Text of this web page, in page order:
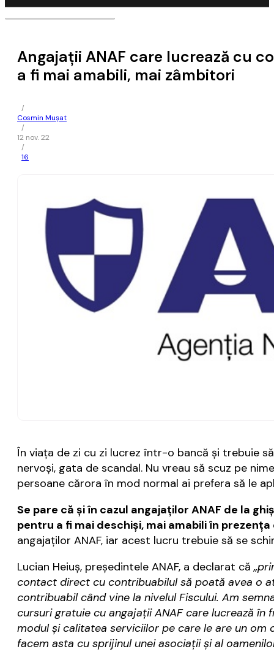
Angajaţii ANAF care lucrează cu
a fi mai amabili, mai zâmbitori
/
Cosmin Mușat
/
12 nov. 22
/
16
În viaţa de zi cu zi lucrez într-o bancă şi trebuie
nervoşi, gata de scandal. Nu vreau să scuz pe
persoane cărora în mod normal ai prefera să le
Se pare că şi în cazul angajaţilor ANAF de la
pentru a fi mai deschişi, mai amabili în
angajaţilor ANAF, iar acest lucru trebuie să se
Lucian Heiuş, preşedintele ANAF, a declarat că
contact direct cu contribuabilul să poată avea o
contribuabil când vine la nivelul Fiscului. Am
cursuri gratuie cu angajații ANAF care lucrează
modul și calitatea serviciilor pe care le are un
facem asta cu sprijinul unei asociații și al